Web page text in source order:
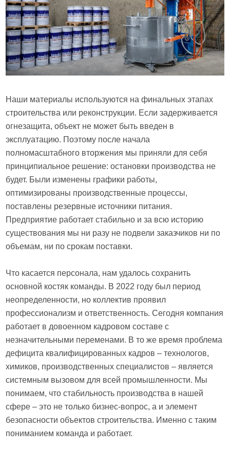
Наши материалы используются на финальных этапах
строительства или реконструкции. Если задерживается
огнезащита, объект не может быть введен в
эксплуатацию. Поэтому после начала
полномасштабного вторжения мы приняли для себя
принципиальное решение: остановки производства не
будет. Были изменены графики работы,
оптимизированы производственные процессы,
поставлены резервные источники питания.
Предприятие работает стабильно и за всю историю
существования мы ни разу не подвели заказчиков ни по
объемам, ни по срокам поставки.
Что касается персонала, нам удалось сохранить
основной костяк команды. В 2022 году был период
неопределенности, но коллектив проявил
профессионализм и ответственность. Сегодня компания
работает в довоенном кадровом составе с
незначительными переменами. В то же время проблема
дефицита квалифицированных кадров – технологов,
химиков, производственных специалистов – является
системным вызовом для всей промышленности. Мы
понимаем, что стабильность производства в нашей
сфере – это не только бизнес-вопрос, а и элемент
безопасности объектов строительства. Именно с таким
пониманием команда и работает.